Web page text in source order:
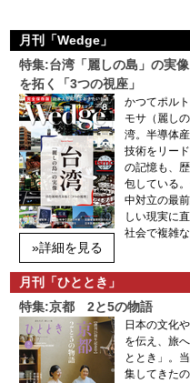
月刊「Wedge」
特集:台湾「麗しの島」の実
を拓く「3つの視座」
»詳細を見る
かつてポル
モサ（麗し
湾。半導体
技術をリー
の記憶も、
包している
中対立の最
しい現実に
社会で複雑
月刊「ひととき」
特集:京都 2と5の物語
日本の文化
を伝え、旅
ととき」。
集してきた